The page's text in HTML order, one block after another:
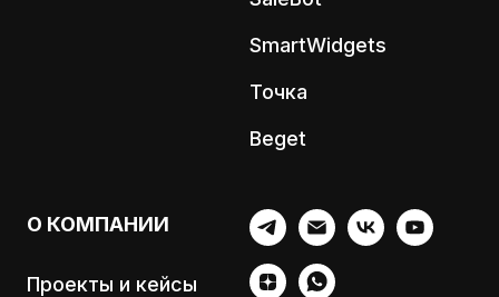
SmartWidgets
Точка
Beget
О КОМПАНИИ
Проекты и кейсы